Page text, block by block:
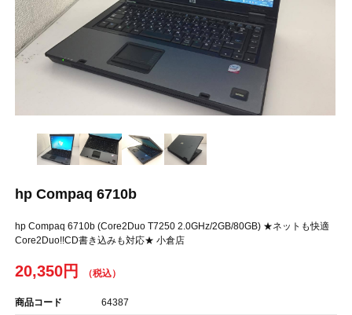
hp Compaq 6710b
hp Compaq 6710b (Core2Duo T7250 2.0GHz/2GB/80GB) ★ネットも快適
Core2Duo!!CD書き込みも対応★ 小倉店
20,350円
商品コード 64387